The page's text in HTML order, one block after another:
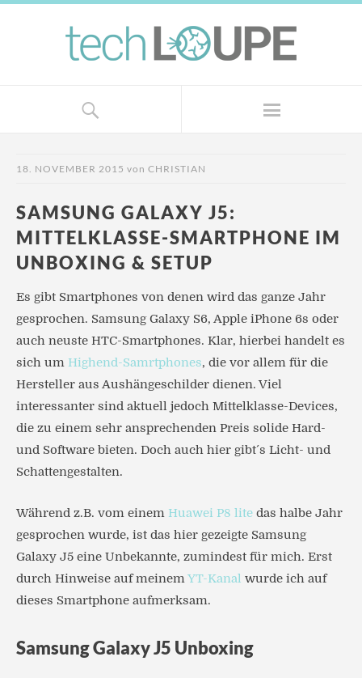
18. NOVEMBER 2015 von CHRISTIAN
SAMSUNG GALAXY J5:
MITTELKLASSE-SMARTPHONE IM
UNBOXING & SETUP
Es gibt Smartphones von denen wird das ganze Jahr
gesprochen. Samsung Galaxy S6, Apple iPhone 6s oder
auch neuste HTC-Smartphones. Klar, hierbei handelt es
sich um Highend-Samrtphones, die vor allem für die
Hersteller aus Aushängeschilder dienen. Viel
interessanter sind aktuell jedoch Mittelklasse-Devices,
die zu einem sehr ansprechenden Preis solide Hard-
und Software bieten. Doch auch hier gibt´s Licht- und
Schattengestalten.
Während z.B. vom einem Huawei P8 lite das halbe Jahr
gesprochen wurde, ist das hier gezeigte Samsung
Galaxy J5 eine Unbekannte, zumindest für mich. Erst
durch Hinweise auf meinemYT-Kanal wurde ich auf
dieses Smartphone aufmerksam.
Samsung Galaxy J5 Unboxing